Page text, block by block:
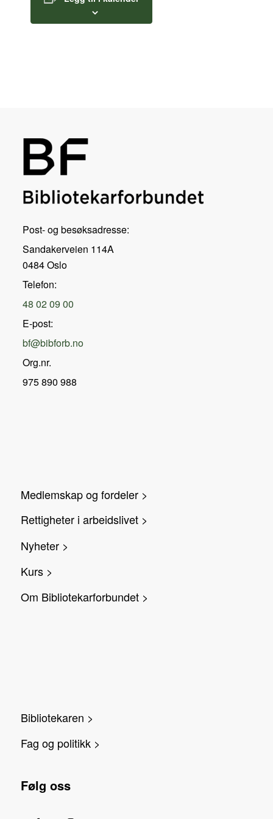
Post- og besøksadresse:
Sandakerveien 114A
0484 Oslo
Telefon:
48 02 09 00
E-post:
bf@bibforb.no
Org.nr.
975 890 988
Medlemskap og fordeler >
Rettigheter i arbeidslivet >
Nyheter >
Kurs >
Om Bibliotekarforbundet >
Bibliotekaren >
Fag og politikk >
Følg oss